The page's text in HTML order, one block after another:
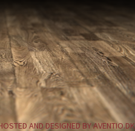
AND DESIGNED BY AVENTIO.DK